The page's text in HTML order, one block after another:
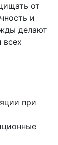
от
и
делают
при